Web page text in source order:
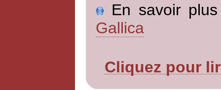
En savoir
Gallica
Cliquez pour